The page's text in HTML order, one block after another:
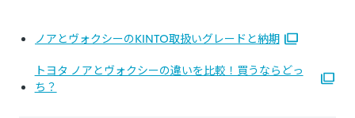
ノアとヴォクシーのKINTO取扱いグレードと納期
トヨタ ノアとヴォクシーの違いを比較！買うならどっ
ち？